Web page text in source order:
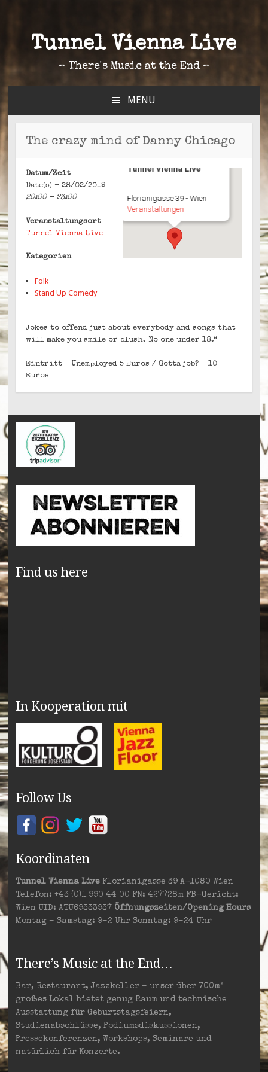
Tunnel Vienna Live
– There's Music at the End –
MENÜ
SPRINGEN
The crazy mind of Danny Chicago
Tunnel Vienna Live
Florianigasse 39 - Wien
Veranstaltungen
Datum/Zeit
Date(s) - 28/02/2019
20:00 - 23:00
Veranstaltungsort
Tunnel Vienna Live
Kategorien
Folk
Stand Up Comedy
Jokes to offend just about everybody and songs that
will make you smile or blush. No one under 18.“
Eintritt – Unemployed 5 Euros / Gotta job? – 10
Euros
Find us here
In Kooperation mit
Follow Us
Koordinaten
Tunnel Vienna LiveFlorianigasse 39 A-1080 Wien
Telefon: +43 (0)1 990 44 00 FN: 427728m FB-Gericht:
Wien UID: ATU69333937 Öffnungszeiten/Opening Hours
Montag – Samstag: 9–2 Uhr Sonntag: 9–24 Uhr
There’s Music at the End…
Bar, Restaurant, Jazzkeller – unser über 700m²
großes Lokal bietet genug Raum und technische
Ausstattung für Geburtstagsfeiern,
Studienabschlüsse, Podiumsdiskussionen,
Pressekonferenzen, Workshops, Seminare und
natürlich für Konzerte.